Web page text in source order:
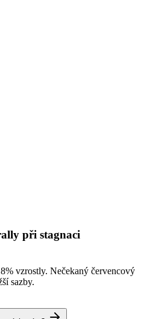
při stagnaci
vzrostly. Nečekaný červencový
sazby.